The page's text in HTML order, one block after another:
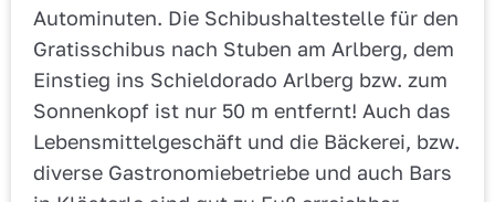
Autominuten. Die Schibushaltestelle für den
Gratisschibus nach Stuben am Arlberg, dem
Einstieg ins Schieldorado Arlberg bzw. zum
Sonnenkopf ist nur 50 m entfernt! Auch das
Lebensmittelgeschäft und die Bäckerei, bzw.
diverse Gastronomiebetriebe und auch Bars